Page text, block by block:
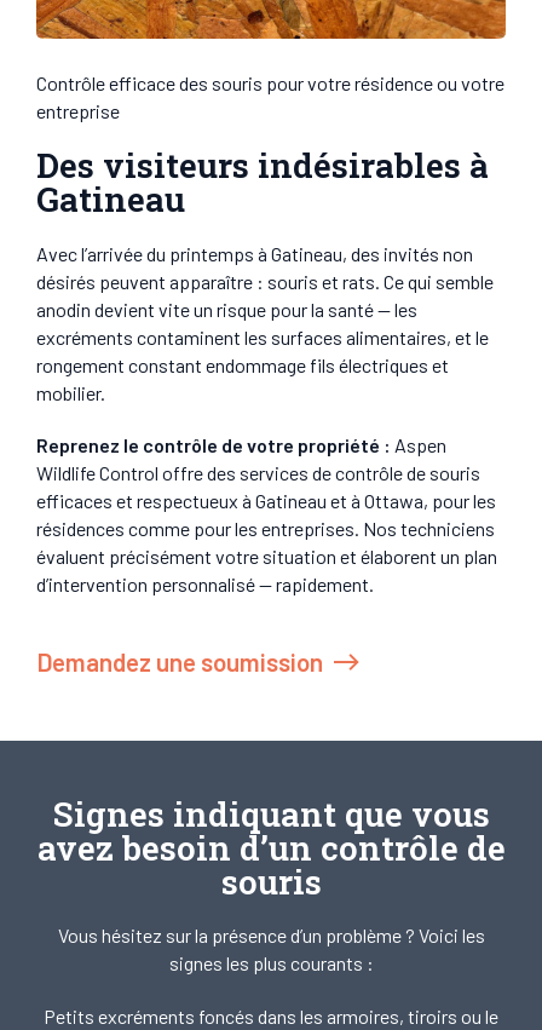
Contrôle efficace des souris pour votre résidence ou votre
entreprise
Des visiteurs indésirables à
Gatineau
Avec l’arrivée du printemps à Gatineau, des invités non
désirés peuvent apparaître : souris et rats. Ce qui semble
anodin devient vite un risque pour la santé — les
excréments contaminent les surfaces alimentaires, et le
rongement constant endommage fils électriques et
mobilier.
Reprenez le contrôle de votre propriété : Aspen
Wildlife Control offre des services de contrôle de souris
efficaces et respectueux à Gatineau et à Ottawa, pour les
résidences comme pour les entreprises. Nos techniciens
évaluent précisément votre situation et élaborent un plan
d’intervention personnalisé — rapidement.
Demandez une soumission
Signes indiquant que vous
avez besoin d’un contrôle de
souris
Vous hésitez sur la présence d’un problème ? Voici les
signes les plus courants :
Petits excréments foncés dans les armoires, tiroirs ou le